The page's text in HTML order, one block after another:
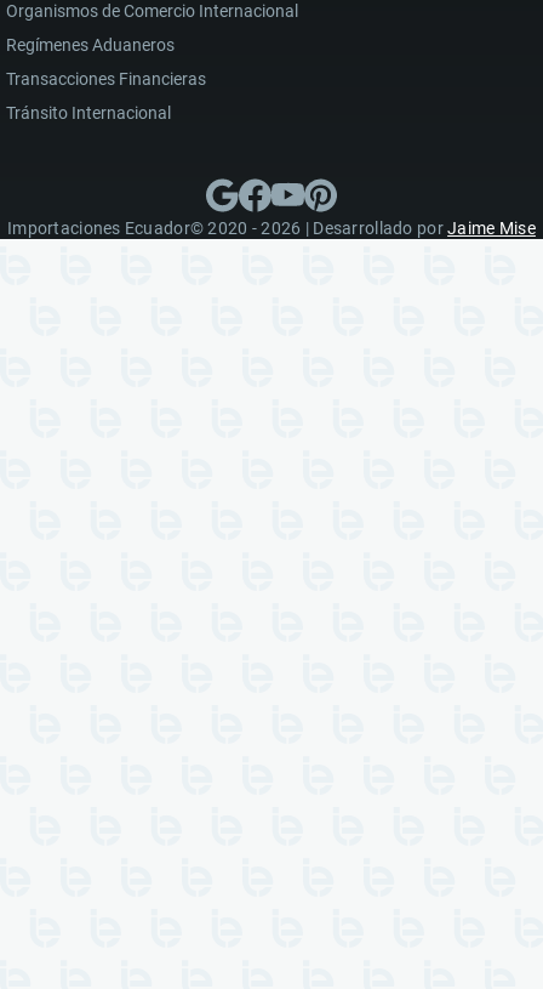
Organismos de Comercio Internacional
Regímenes Aduaneros
Transacciones Financieras
Tránsito Internacional
Importaciones Ecuador© 2020 - 2026 | Desarrollado porJaime Mise